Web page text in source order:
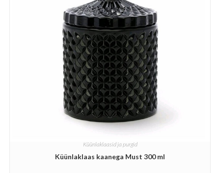
Küünlaklaasid ja purgid
Küünlaklaas kaanega Must 300 ml